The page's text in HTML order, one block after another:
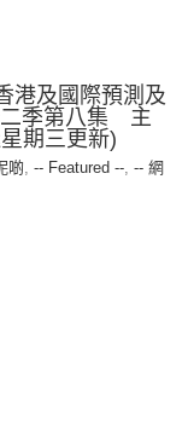
港及國際預測及
二季第八集 主
期三更新)
啲, -- Featured --, -- 網